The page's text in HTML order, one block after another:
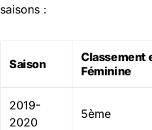
saisons :
Saison
Classement
Féminine
2019-
2020
5ème